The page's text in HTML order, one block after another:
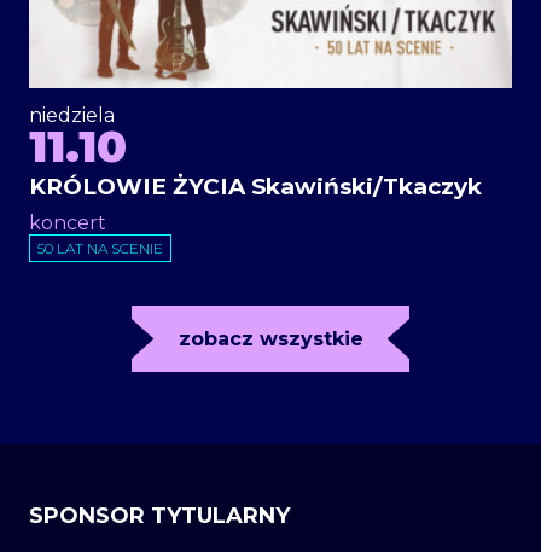
niedziela
11.10
KRÓLOWIE ŻYCIA Skawiński/Tkaczyk
koncert
50 LAT NA SCENIE
zobacz wszystkie
SPONSOR TYTULARNY